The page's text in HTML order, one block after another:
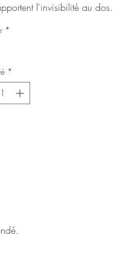
l'invisibilité au dos.
*
*